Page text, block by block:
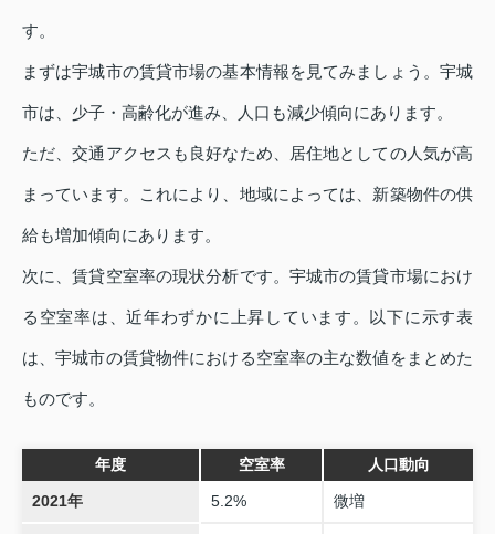
す。
まずは宇城市の賃貸市場の基本情報を見てみましょう。宇城
市は、少子・高齢化が進み、人口も減少傾向にあります。
ただ、交通アクセスも良好なため、居住地としての人気が高
まっています。これにより、地域によっては、新築物件の供
給も増加傾向にあります。
次に、賃貸空室率の現状分析です。宇城市の賃貸市場におけ
る空室率は、近年わずかに上昇しています。以下に示す表
は、宇城市の賃貸物件における空室率の主な数値をまとめた
ものです。
年度 空室率 人口動向
2021年 5.2% 微増